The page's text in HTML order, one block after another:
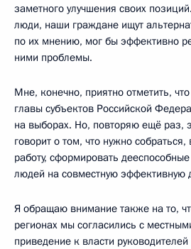
заметного улучшения своих
люди, наши граждане ищут
по их мнению, мог бы эффективно
ними проблемы.
Мне, конечно, приятно отметить,
главы субъектов Российской
на выборах. Но, повторяю ещё раз,
говорит о том, что нужно
работу, сформировать
людей на совместную эффективную
Я обращаю внимание также на то,
регионах мы согласились с
приведение к власти